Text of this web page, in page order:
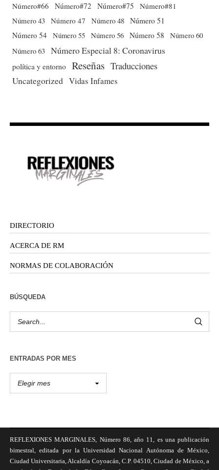
Número#66
Número#72 Número#75
Número#81
Número 43 Número 47 Número 48 Número 51
Número 54 Número 55 Número 56 Número 58
Número 60
Número 63 Número Especial 8: Coronavirus
política y entorno Reseñas Traducciones
Uncategorized Vidas Infames
DIRECTORIO
ACERCA DE RM
NORMAS DE COLABORACIÓN
BÚSQUEDA
ENTRADAS POR MES
REFLEXIONES MARGINALES, Número 86, año 11, es una publicación
bimestral, editada por la Universidad Nacional Autónoma de México,
Ciudad Universitaria, Alcaldía Coyoacán, C.P. 04510, Ciudad de México, a